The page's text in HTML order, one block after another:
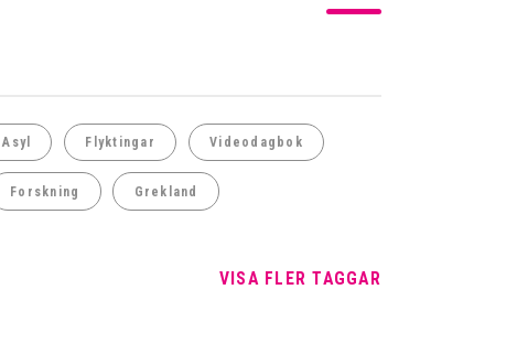
Asyl Flyktingar Videodagbok
Forskning Grekland
VISA FLER TAGGAR